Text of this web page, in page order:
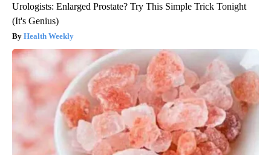
Urologists: Enlarged Prostate? Try This Simple Trick Tonight
(It's Genius)
Health Weekly